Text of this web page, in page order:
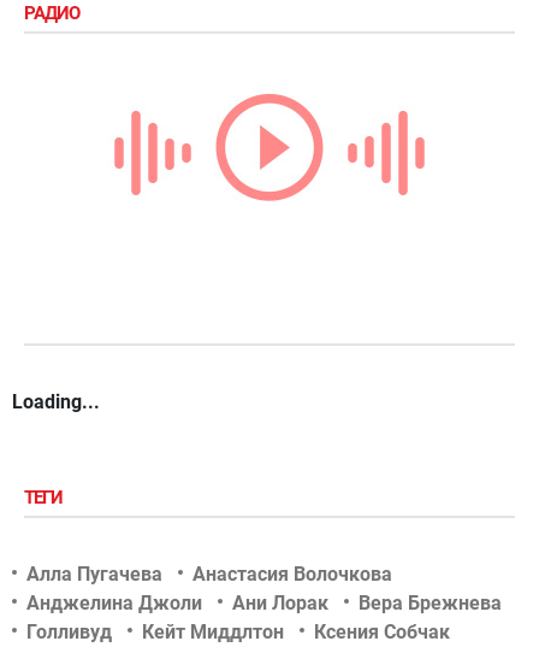
РАДИО
Loading...
ТЕГИ
Алла Пугачева
Анастасия Волочкова
Анджелина Джоли
Ани Лорак
Вера Брежнева
Голливуд
Кейт Миддлтон
Ксения Собчак